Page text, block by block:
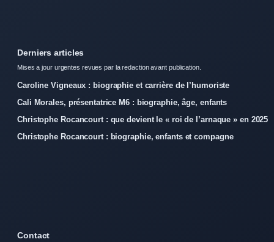
Derniers articles
Mises a jour urgentes revues par la redaction avant publication.
Caroline Vigneaux : biographie et carrière de l’humoriste
Cali Morales, présentatrice M6 : biographie, âge, enfants
Christophe Rocancourt : que devient le « roi de l’arnaque » en 2025
Christophe Rocancourt : biographie, enfants et compagne
Contact